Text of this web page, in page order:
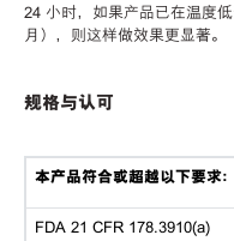
24 小时，如果产品已在温度
月），则这样做效果更显著。
规格与认可
本产品符合或超越以下要求：
FDA 21 CFR 178.3910(a)